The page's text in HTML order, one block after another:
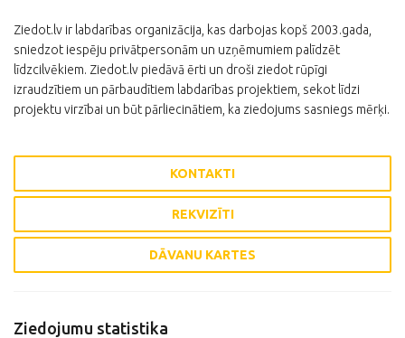
Ziedot.lv ir labdarības organizācija, kas darbojas kopš 2003.gada,
sniedzot iespēju privātpersonām un uzņēmumiem palīdzēt
līdzcilvēkiem. Ziedot.lv piedāvā ērti un droši ziedot rūpīgi
izraudzītiem un pārbaudītiem labdarības projektiem, sekot līdzi
projektu virzībai un būt pārliecinātiem, ka ziedojums sasniegs mērķi.
KONTAKTI
REKVIZĪTI
DĀVANU KARTES
Ziedojumu statistika